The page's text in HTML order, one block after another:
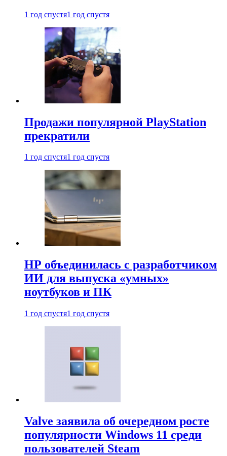
1 год спустя1 год спустя
Продажи популярной PlayStation
прекратили
1 год спустя1 год спустя
HP объединилась с разработчиком
ИИ для выпуска «умных»
ноутбуков и ПК
1 год спустя1 год спустя
Valve заявила об очередном росте
популярности Windows 11 среди
пользователей Steam